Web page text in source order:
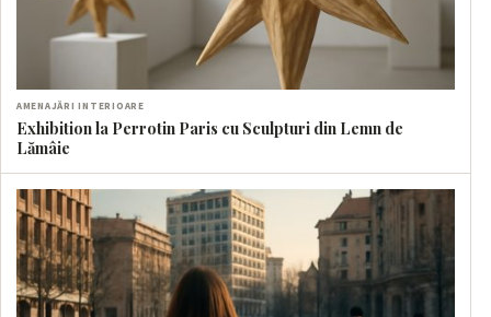
AMENAJĂRI INTERIOARE
Exhibition la Perrotin Paris cu Sculpturi din Lemn de
Lămâie